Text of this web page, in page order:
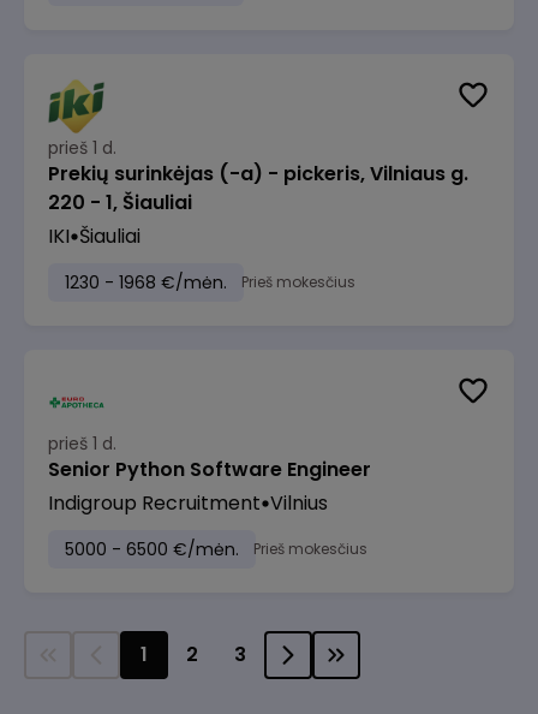
prieš 1 d.
Prekių surinkėjas (-a) - pickeris, Vilniaus g.
220 - 1, Šiauliai
IKI Šiauliai
1230 - 1968 €/mėn. Prieš mokesčius
prieš 1 d.
Senior Python Software Engineer
Indigroup Recruitment Vilnius
5000 - 6500 €/mėn. Prieš mokesčius
1 2 3